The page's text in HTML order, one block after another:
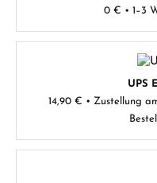
0 € • 1–3
UPS
14,90 € • Zustellung